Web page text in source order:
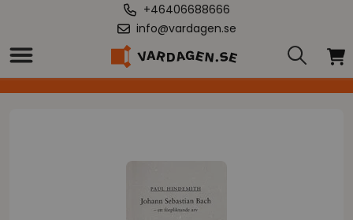
+46406688666
info@vardagen.se
Hem